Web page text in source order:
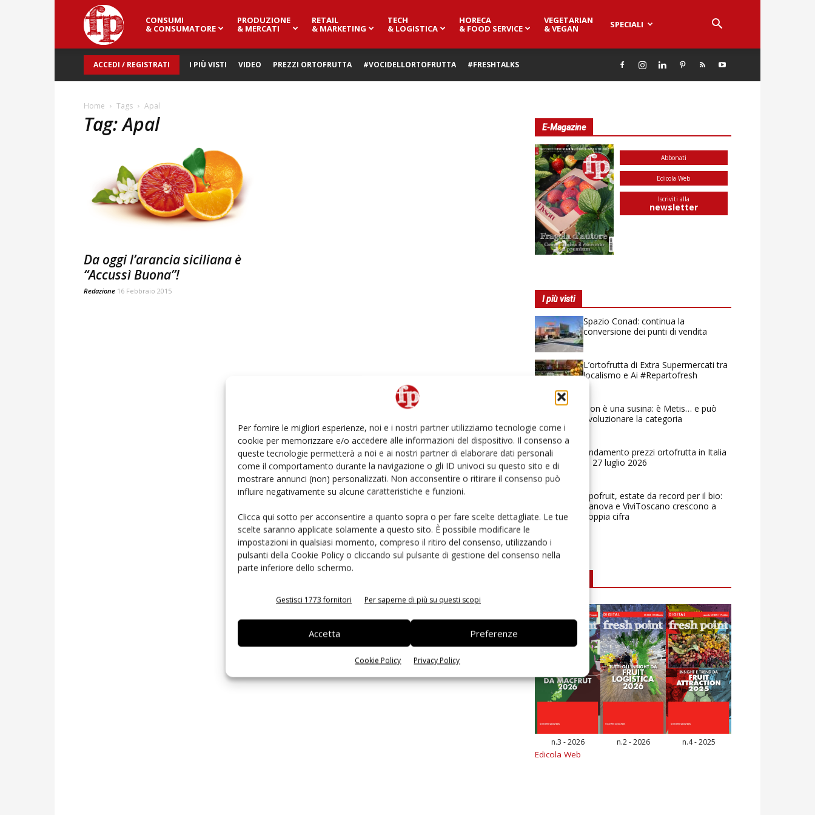
Per fornire le migliori esperienze, noi e i nostri partner utilizziamo tecnologie come i
cookie per memorizzare e/o accedere alle informazioni del dispositivo. Il consenso a
queste tecnologie permetterà a noi e ai nostri partner di elaborare dati personali
come il comportamento durante la navigazione o gli ID univoci su questo sito e di
mostrare annunci (non) personalizzati. Non acconsentire o ritirare il consenso può
influire negativamente su alcune caratteristiche e funzioni.
Clicca qui sotto per acconsentire a quanto sopra o per fare scelte dettagliate. Le tue
scelte saranno applicate solamente a questo sito. È possibile modificare le
impostazioni in qualsiasi momento, compreso il ritiro del consenso, utilizzando i
pulsanti della Cookie Policy o cliccando sul pulsante di gestione del consenso nella
parte inferiore dello schermo.
Gestisci 1773 fornitori Per saperne di più su questi scopi
Accetta Preferenze
Cookie Policy Privacy Policy
Fresh
Point
Magazine
CONSUMI
& CONSUMATORE
PRODUZIONE
& MERCATI
RETAIL
& MARKETING
TECH
& LOGISTICA
HORECA
& FOOD SERVICE
VEGETARIAN
& VEGAN SPECIALI
ACCEDI / REGISTRATI I PIÙ VISTI VIDEO PREZZI ORTOFRUTTA #VOCIDELLORTOFRUTTA #FRESHTALKS
Home Tags Apal
Tag: Apal
Da oggi l’arancia siciliana è
“Accussì Buona”!
Redazione 16 Febbraio 2015
E-Magazine
Abbonati
Edicola Web
Iscriviti alla
newsletter
I più visti
Spazio Conad: continua la
conversione dei punti di vendita
L’ortofrutta di Extra Supermercati tra
localismo e Ai #Repartofresh
Non è una susina: è Metis… e può
rivoluzionare la categoria
Andamento prezzi ortofrutta in Italia
al 27 luglio 2026
Apofruit, estate da record per il bio:
Canova e ViviToscano crescono a
doppia cifra
n.3 - 2026 n.2 - 2026 n.4 - 2025
Edicola Web